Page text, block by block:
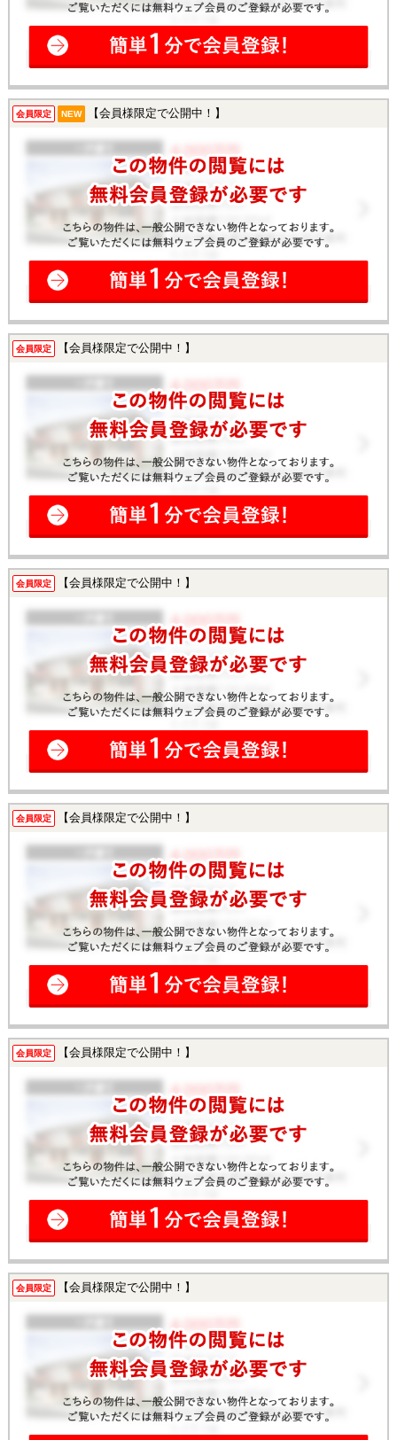
会員限定 NEW 【会員様限定で公開中！】
会員限定 【会員様限定で公開中！】
会員限定 【会員様限定で公開中！】
会員限定 【会員様限定で公開中！】
会員限定 【会員様限定で公開中！】
会員限定 【会員様限定で公開中！】